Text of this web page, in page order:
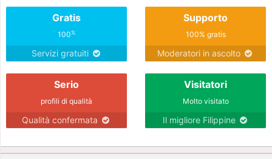
Gratis
100%
Servizi gratuiti
Supporto
100% gratis
Moderatori in ascolto
Serio
profili di qualità
Qualità confermata
Visitatori
Molto visitato
Il migliore Filippine